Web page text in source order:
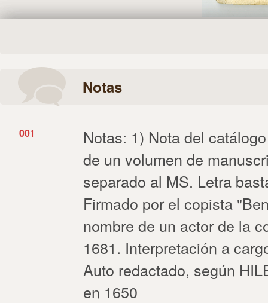
Notas
001
Notas: 1) Nota del
de un volumen de
separado al MS. Letra
Firmado por el copista
nombre de un actor de la
1681. Interpretación a
Auto redactado, según
en 1650